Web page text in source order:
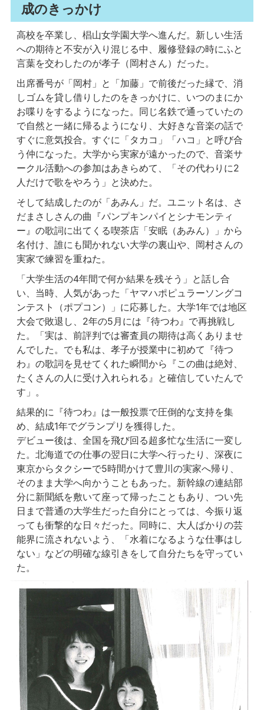
成のきっかけ
高校を卒業し、椙山女学園大学へ進んだ。新しい生活
への期待と不安が入り混じる中、履修登録の時にふと
言葉を交わしたのが孝子（岡村さん）だった。
出席番号が「岡村」と「加藤」で前後だった縁で、消
しゴムを貸し借りしたのをきっかけに、いつのまにか
お喋りをするようになった。同じ名鉄で通っていたの
で自然と一緒に帰るようになり、大好きな音楽の話で
すぐに意気投合。すぐに「タカコ」「ハコ」と呼び合
う仲になった。大学から実家が遠かったので、音楽サ
ークル活動への参加はあきらめて、「その代わりに2
人だけで歌をやろう」と決めた。
そして結成したのが「あみん」だ。ユニット名は、さ
だまさしさんの曲『パンプキンパイとシナモンティ
ー』の歌詞に出てくる喫茶店「安眠（あみん）」から
名付け、誰にも聞かれない大学の裏山や、岡村さんの
実家で練習を重ねた。
「大学生活の4年間で何か結果を残そう」と話し合
い、当時、人気があった「ヤマハポピュラーソングコ
ンテスト（ポプコン）」に応募した。大学1年では地区
大会で敗退し、2年の5月には『待つわ』で再挑戦し
た。「実は、前評判では審査員の期待は高くありませ
んでした。でも私は、孝子が授業中に初めて『待つ
わ』の歌詞を見せてくれた瞬間から『この曲は絶対、
たくさんの人に受け入れられる』と確信していたんで
す」。
結果的に『待つわ』は一般投票で圧倒的な支持を集
め、結成1年でグランプリを獲得した。
デビュー後は、全国を飛び回る超多忙な生活に一変し
た。北海道での仕事の翌日に大学へ行ったり、深夜に
東京からタクシーで5時間かけて豊川の実家へ帰り、
そのまま大学へ向かうこともあった。新幹線の連結部
分に新聞紙を敷いて座って帰ったこともあり、つい先
日まで普通の大学生だった自分にとっては、今振り返
っても衝撃的な日々だった。同時に、大人ばかりの芸
能界に流されないよう、「水着になるような仕事はし
ない」などの明確な線引きをして自分たちを守ってい
た。